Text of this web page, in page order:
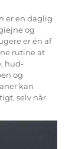
er en daglig
og
er én af
rutine at
hud-
og
kan
selv når